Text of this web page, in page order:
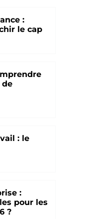
:
le cap
de
: le
:
pour les
?